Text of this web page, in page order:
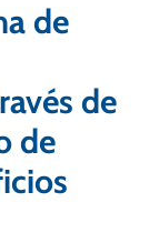
de
de
de